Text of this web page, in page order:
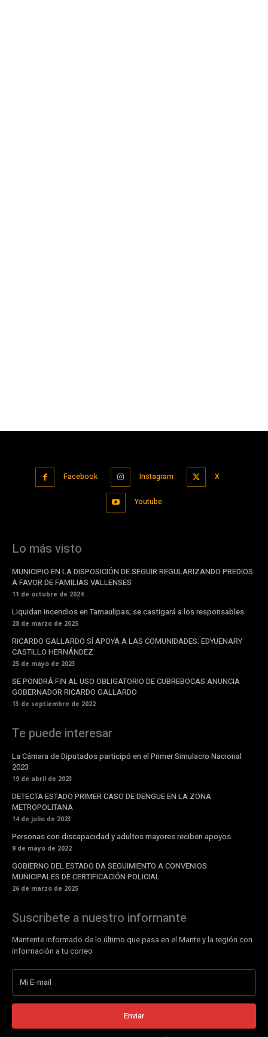
Facebook Instagram X
Youtube
Lo más visto
MUNICIPIO EN LA DISPOSICIÓN DE SEGUIR REGULARIZANDO PREDIOS
A FAVOR DE FAMILIAS VALLENSES
11 de octubre de 2024
Liquidan incendios en Tamaulipas; se castigará a los responsables
28 de marzo de 2025
RICARDO GALLARDO SÍ APOYA A LAS COMUNIDADES: EDYUENARY
CASTILLO HERNÁNDEZ
25 de mayo de 2023
SE PONDRÁ FIN AL USO OBLIGATORIO DE CUBREBOCAS ANUNCIA
GOBERNADOR RICARDO GALLARDO
13 de septiembre de 2022
Te puede interesar
La Cámara de Diputados participó en el Primer Simulacro Nacional
2023
19 de abril de 2023
DETECTA ESTADO PRIMER CASO DE DENGUE EN LA ZONA
METROPOLITANA
14 de julio de 2023
Personas con discapacidad y adultos mayores reciben apoyos
9 de mayo de 2022
GOBIERNO DEL ESTADO DA SEGUIMIENTO A CONVENIOS
MUNICIPALES DE CERTIFICACIÓN POLICIAL
26 de marzo de 2025
Suscribete a nuestro informante
Mantente informado de lo último que pasa en el Mante y la región con
información a tu correo
Enviar